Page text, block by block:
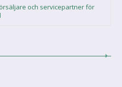
och servicepartner för